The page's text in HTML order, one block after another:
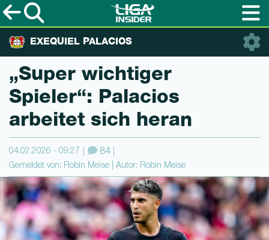
EXEQUIEL PALACIOS
„Super wichtiger
Spieler“: Palacios
arbeitet sich heran
04.02.2026 - 09:27 84
Gemeldet von: Robin Meise | Autor: Robin Meise